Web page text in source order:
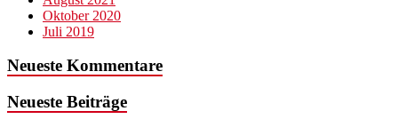
Oktober 2020
Juli 2019
Neueste Kommentare
Neueste Beiträge